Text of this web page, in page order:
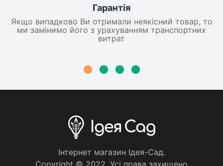
Гарантія
Якщо випадково Ви отримали неякісний товар, то
ми замінимо його з урахуванням транспортних
витрат
Iнтернет магазин Iдея-Сад.
Copyright © 2022. Усi права захищено